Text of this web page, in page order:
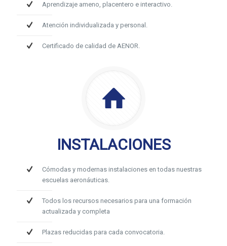
Aprendizaje ameno, placentero e interactivo.
Atención individualizada y personal.
Certificado de calidad de AENOR.
INSTALACIONES
Cómodas y modernas instalaciones en todas nuestras
escuelas aeronáuticas.
Todos los recursos necesarios para una formación
actualizada y completa
Plazas reducidas para cada convocatoria.